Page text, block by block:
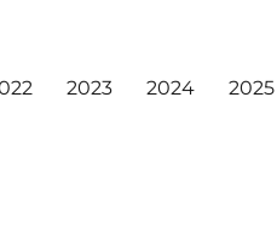
2023 2024 2025